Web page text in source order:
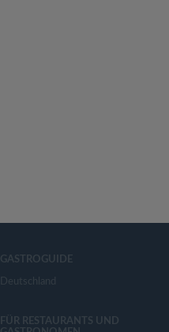
GASTROGUIDE
Deutschland
FÜR RESTAURANTS UND